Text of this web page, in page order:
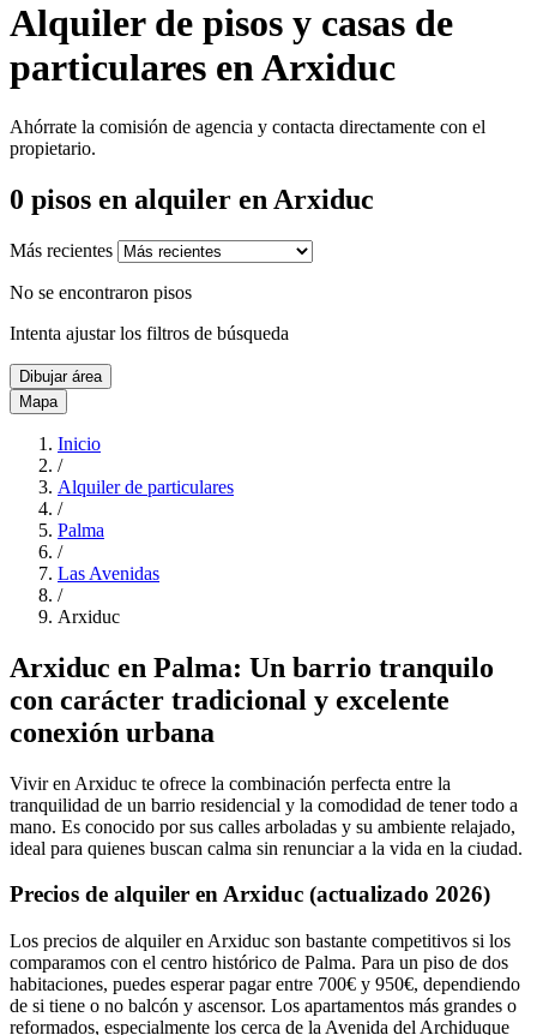
Alquiler de pisos y casas de
particulares en Arxiduc
Ahórrate la comisión de agencia y contacta directamente con el
propietario.
0 pisos en alquiler en Arxiduc
Más recientes
No se encontraron pisos
Intenta ajustar los filtros de búsqueda
Dibujar área
Mapa
Inicio
/
Alquiler de particulares
/
Palma
/
Las Avenidas
/
Arxiduc
Arxiduc en Palma: Un barrio tranquilo
con carácter tradicional y excelente
conexión urbana
Vivir en Arxiduc te ofrece la combinación perfecta entre la
tranquilidad de un barrio residencial y la comodidad de tener todo a
mano. Es conocido por sus calles arboladas y su ambiente relajado,
ideal para quienes buscan calma sin renunciar a la vida en la ciudad.
Precios de alquiler en Arxiduc (actualizado 2026)
Los precios de alquiler en Arxiduc son bastante competitivos si los
comparamos con el centro histórico de Palma. Para un piso de dos
habitaciones, puedes esperar pagar entre 700€ y 950€, dependiendo
de si tiene o no balcón y ascensor. Los apartamentos más grandes o
reformados, especialmente los cerca de la Avenida del Archiduque